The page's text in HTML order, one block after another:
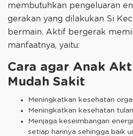
membutuhkan pengeluaran
gerakan yang dilakukan Si
bermain. Aktif bergerak
manfaatnya, yaitu:
Cara agar Anak
Mudah Sakit
Meningkatkan kesehatan
Meningkatkan kesehatan
Menjaga keseimbangan
setiap harinya sehingga baik